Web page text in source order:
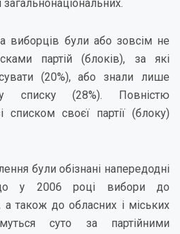
загальнонаціональних.
виборців були або зовсім не
партій (блоків), за які
(20%), або знали лише
списку (28%). Повністю
списком своєї партії (блоку)
були обізнані напередодні
що у 2006 році вибори до
а також до обласних і міських
суто за партійними